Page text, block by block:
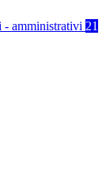
- amministrativi 21